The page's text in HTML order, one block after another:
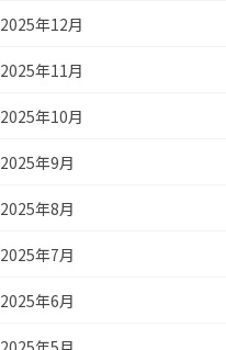
2025年12月
2025年11月
2025年10月
2025年9月
2025年8月
2025年7月
2025年6月